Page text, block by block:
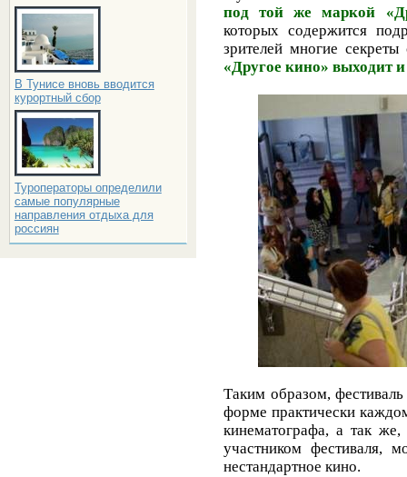
В Тунисе вновь вводится
курортный сбор
Туроператоры определили
самые популярные
направления отдыха для
россиян
под той же маркой
которых содержится
зрителей многие
«Другое кино» выходит
Таким образом,
форме практически
кинематографа, а так же,
участником фестиваля,
нестандартное кино.